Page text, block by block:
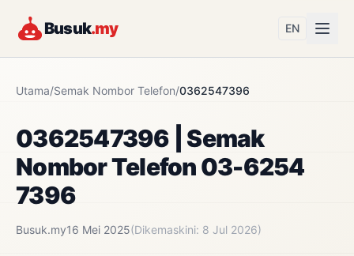
Busuk.my EN
Utama/Semak Nombor Telefon/0362547396
0362547396 | Semak
Nombor Telefon 03-6254
7396
Busuk.my16 Mei 2025(Dikemaskini: 8 Jul 2026)